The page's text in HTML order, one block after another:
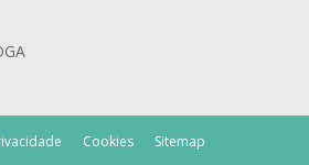
Cookies Sitemap